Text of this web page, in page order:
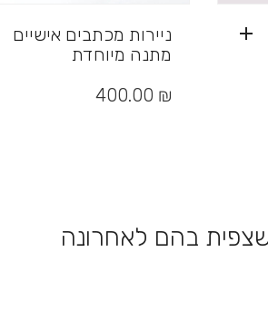
ניירות מכתבים אישיים
מתנה מיוחדת
400.00 ₪
בהם לאחרונה